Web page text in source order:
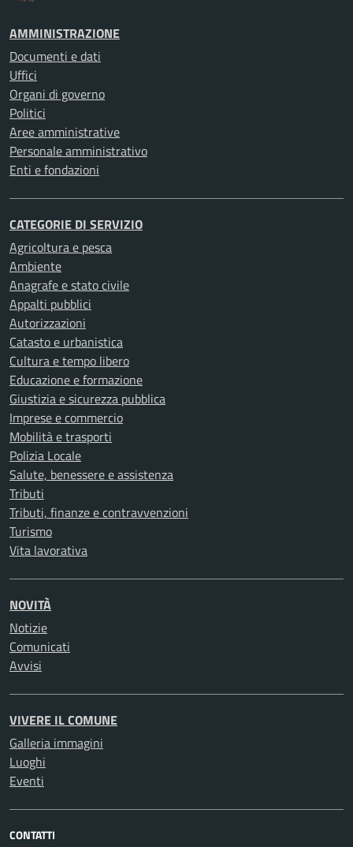
AMMINISTRAZIONE
Documenti e dati
Uffici
Organi di governo
Politici
Aree amministrative
Personale amministrativo
Enti e fondazioni
CATEGORIE DI SERVIZIO
Agricoltura e pesca
Ambiente
Anagrafe e stato civile
Appalti pubblici
Autorizzazioni
Catasto e urbanistica
Cultura e tempo libero
Educazione e formazione
Giustizia e sicurezza pubblica
Imprese e commercio
Mobilità e trasporti
Polizia Locale
Salute, benessere e assistenza
Tributi
Tributi, finanze e contravvenzioni
Turismo
Vita lavorativa
NOVITÀ
Notizie
Comunicati
Avvisi
VIVERE IL COMUNE
Galleria immagini
Luoghi
Eventi
CONTATTI